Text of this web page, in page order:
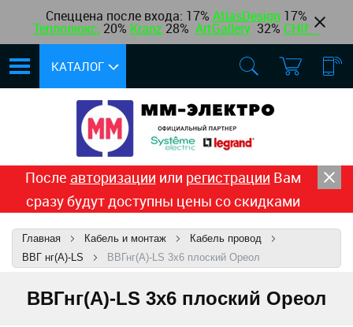
Спеццена после входа: 17% AtlasDesign 17%
Теплолюкс, 20% Kranz 28% ArtGallery 32% CHINT
КАТАЛОГ
После авторизации или регистрации Вам
сразу будут доступны цены со скидками
Главная Кабель и монтаж
Кабель провод
ВВГ нг(А)-LS
ВВГнг(А)-LS 3х6 плоский Ореол
ВВГнг(А)-LS 3х6 плоский Ореол